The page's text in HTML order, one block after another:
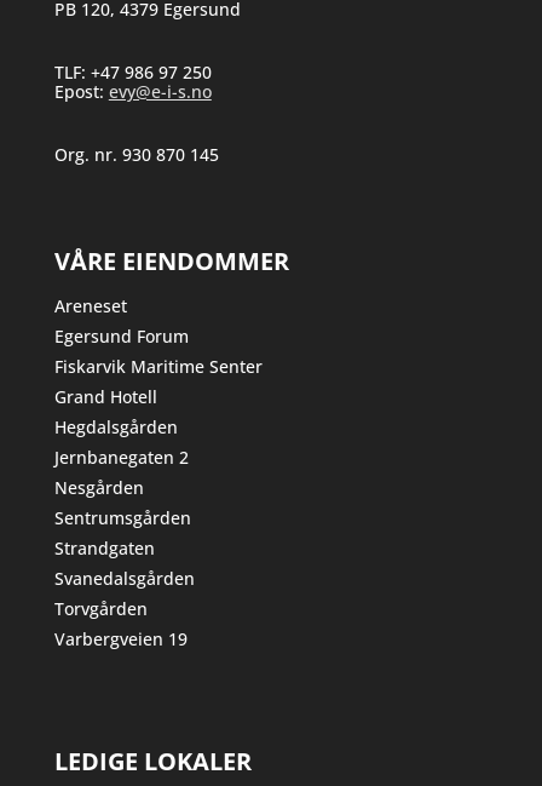
PB 120, 4379 Egersund
TLF: +47 986 97 250
Epost: evy@e-i-s.no
Org. nr. 930 870 145
VÅRE EIENDOMMER
Areneset
Egersund Forum
Fiskarvik Maritime Senter
Grand Hotell
Hegdalsgården
Jernbanegaten 2
Nesgården
Sentrumsgården
Strandgaten
Svanedalsgården
Torvgården
Varbergveien 19
LEDIGE LOKALER